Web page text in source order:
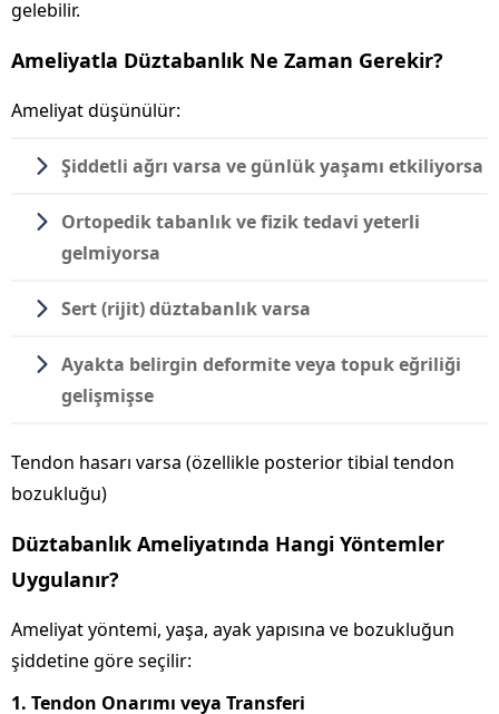
gelebilir.
Ameliyatla Düztabanlık Ne Zaman Gerekir?
Ameliyat düşünülür:
Şiddetli ağrı varsa ve günlük yaşamı etkiliyorsa
Ortopedik tabanlık ve fizik tedavi yeterli
gelmiyorsa
Sert (rijit) düztabanlık varsa
Ayakta belirgin deformite veya topuk eğriliği
gelişmişse
Tendon hasarı varsa (özellikle posterior tibial tendon
bozukluğu)
Düztabanlık Ameliyatında Hangi Yöntemler
Uygulanır?
Ameliyat yöntemi, yaşa, ayak yapısına ve bozukluğun
şiddetine göre seçilir:
1. Tendon Onarımı veya Transferi